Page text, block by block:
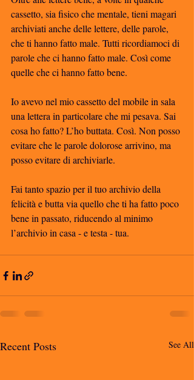
cassetto, sia fisico che mentale, tieni magari
archiviati anche delle lettere, delle parole,
che ti hanno fatto male. Tutti ricordiamoci di
parole che ci hanno fatto male. Così come
quelle che ci hanno fatto bene.
Io avevo nel mio cassetto del mobile in sala
una lettera in particolare che mi pesava. Sai
cosa ho fatto? L’ho buttata. Così. Non posso
evitare che le parole dolorose arrivino, ma
posso evitare di archiviarle.
Fai tanto spazio per il tuo archivio della
felicità e butta via quello che ti ha fatto poco
bene in passato, riducendo al minimo
l’archivio in casa - e testa - tua.
Recent Posts See All